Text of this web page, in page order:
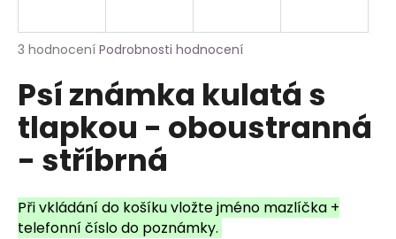
Průměrné
produktu
je
5,0
z
hvězdiček.
3 hodnocení Podrobnosti hodnocení
Psí známka kulatá s
tlapkou - oboustranná
- stříbrná
Při vkládání do košíku vložte jméno mazlíčka +
telefonní číslo do poznámky.
j
t
?
HLEDAT